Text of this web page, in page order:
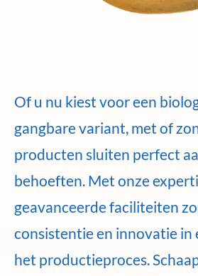
Of u nu kiest voor een
gangbare variant, met of
producten sluiten perfect
behoeften. Met onze
geavanceerde faciliteiten
consistentie en innovatie in
het productieproces.